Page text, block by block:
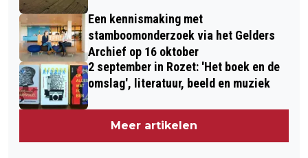
Een kennismaking met
stamboomonderzoek via het Gelders
Archief op 16 oktober
2 september in Rozet: 'Het boek en de
omslag', literatuur, beeld en muziek
Meer artikelen